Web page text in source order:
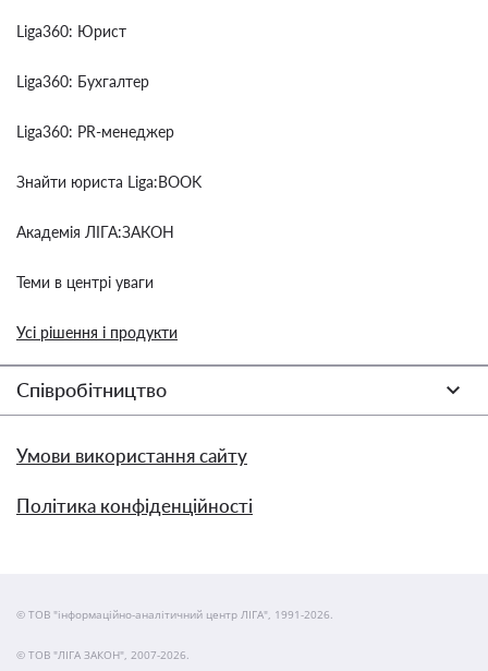
Liga360: Юрист
Liga360: Бухгалтер
Liga360: PR-менеджер
Знайти юриста Liga:BOOK
Академія ЛІГА:ЗАКОН
Теми в центрі уваги
Усі рішення і продукти
Співробітництво
Умови використання сайту
Політика конфіденційності
© ТОВ "інформаційно-аналітичний центр ЛІГА", 1991-2026.
© ТОВ "ЛІГА ЗАКОН", 2007-2026.